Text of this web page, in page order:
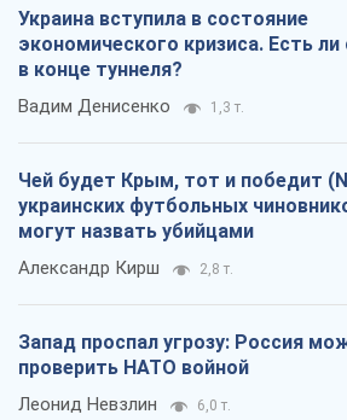
Украина вступила в состояние
экономического кризиса. Есть ли
в конце туннеля?
Вадим Денисенко 1,3 т.
Чей будет Крым, тот и победит
украинских футбольных
могут назвать убийцами
Александр Кирш 2,8 т.
Запад проспал угрозу: Россия
проверить НАТО войной
Леонид Невзлин 6,0 т.